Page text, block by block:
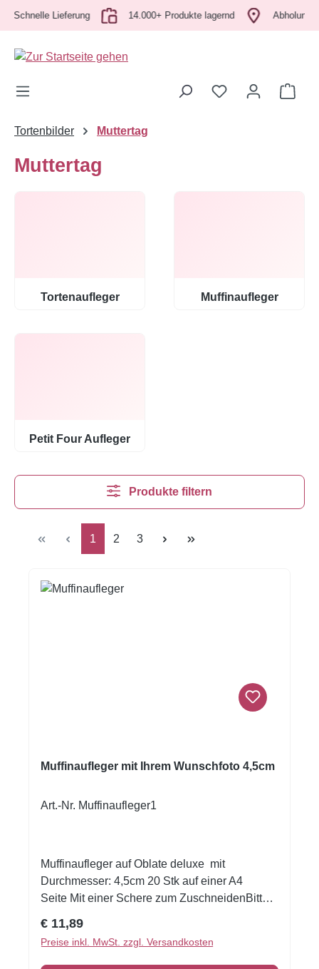
Zum Hauptinhalt springen
Lieferung 14.000+ Produkte lagernd Abholung vor
Tortenbilder Muttertag
Muttertag
Tortenaufleger Muffinaufleger
Petit Four Aufleger
Produkte filtern
Seite
1 Seite
2 Seite
3
Muffinaufleger mit Ihrem Wunschfoto 4,5cm
Art.-Nr. Muffinaufleger1
Muffinaufleger auf Oblate deluxe mit
Durchmesser: 4,5cm 20 Stk auf einer A4
Seite Mit einer Schere zum ZuschneidenBitte
info@tortendekoration mit Ihrer Bestellnummer
schicken.
Regulärer Preis:
€ 11,89
Preise inkl. MwSt. zzgl. Versandkosten